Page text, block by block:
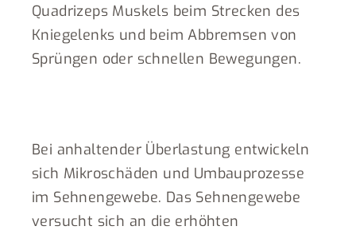
Quadrizeps Muskels beim Strecken des
Kniegelenks und beim Abbremsen von
Sprüngen oder schnellen Bewegungen.
Bei anhaltender Überlastung entwickeln
sich Mikroschäden und Umbauprozesse
im Sehnengewebe. Das Sehnengewebe
versucht sich an die erhöhten